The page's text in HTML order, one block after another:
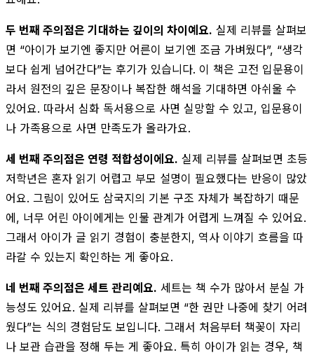
두 번째 주의점은 기대하는 깊이의 차이예요. 실제 리뷰를 살펴보
면 “아이가 보기엔 좋지만 어른이 보기엔 조금 가벼웠다”, “생각
보다 쉽게 넘어간다”는 후기가 있습니다. 이 책은 고전 입문용이
라서 원전의 깊은 문장이나 복잡한 해석을 기대하면 아쉬울 수
있어요. 따라서 심화 독서용으로 사면 실망할 수 있고, 입문용이
나 가족용으로 사면 만족도가 올라가요.
세 번째 주의점은 연령 적합성이에요. 실제 리뷰를 살펴보면 초등
저학년은 혼자 읽기 어렵고 부모 설명이 필요했다는 반응이 많았
어요. 그림이 있어도 삼국지의 기본 구조 자체가 복잡하기 때문
에, 너무 어린 아이에게는 인물 관계가 어렵게 느껴질 수 있어요.
그래서 아이가 글 읽기 경험이 충분한지, 역사 이야기 흐름을 따
라갈 수 있는지 확인하는 게 좋아요.
네 번째 주의점은 세트 관리예요. 세트는 책 수가 많아서 분실 가
능성도 있어요. 실제 리뷰를 살펴보면 “한 권만 나중에 찾기 어려
웠다”는 식의 경험담도 보입니다. 그래서 처음부터 책꽂이 자리
나 보관 습관을 정해 두는 게 좋아요. 특히 아이가 읽는 경우, 책